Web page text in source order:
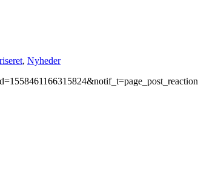
, Nyheder